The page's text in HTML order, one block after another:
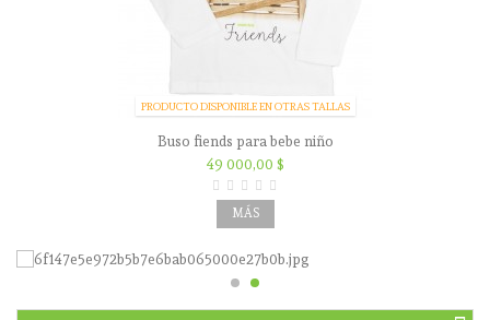
PRODUCTO DISPONIBLE EN OTRAS TALLAS
Buso fiends para bebe niño
49 000,00 $
MÁS